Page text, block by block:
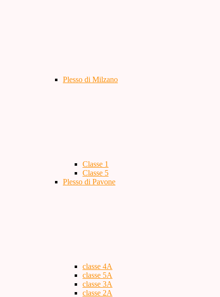
Plesso di Milzano
Classe 1
Classe 5
Plesso di Pavone
classe 4A
classe 5A
classe 3A
classe 2A